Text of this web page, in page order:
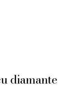
diamante